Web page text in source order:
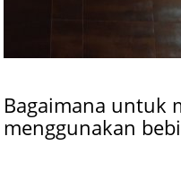
Bagaimana untuk
menggunakan